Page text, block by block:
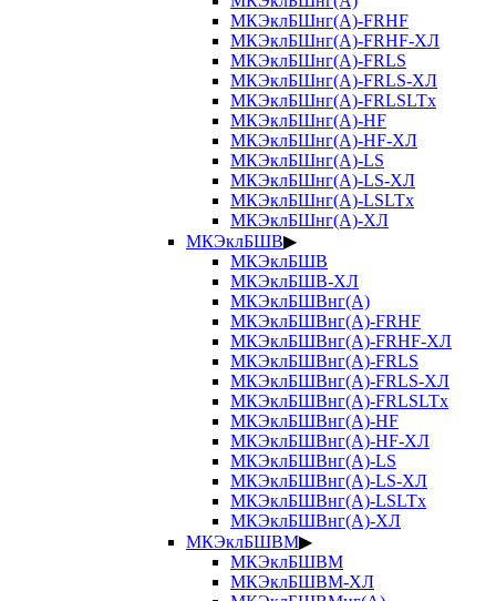
МКЭклБШнг(А)-FRHF
МКЭклБШнг(А)-FRHF-ХЛ
МКЭклБШнг(А)-FRLS
МКЭклБШнг(А)-FRLS-ХЛ
МКЭклБШнг(А)-FRLSLTx
МКЭклБШнг(А)-HF
МКЭклБШнг(А)-HF-ХЛ
МКЭклБШнг(А)-LS
МКЭклБШнг(А)-LS-ХЛ
МКЭклБШнг(А)-LSLTx
МКЭклБШнг(А)-ХЛ
МКЭклБШВ▶
МКЭклБШВ
МКЭклБШВ-ХЛ
МКЭклБШВнг(А)
МКЭклБШВнг(А)-FRHF
МКЭклБШВнг(А)-FRHF-ХЛ
МКЭклБШВнг(А)-FRLS
МКЭклБШВнг(А)-FRLS-ХЛ
МКЭклБШВнг(А)-FRLSLTx
МКЭклБШВнг(А)-HF
МКЭклБШВнг(А)-HF-ХЛ
МКЭклБШВнг(А)-LS
МКЭклБШВнг(А)-LS-ХЛ
МКЭклБШВнг(А)-LSLTx
МКЭклБШВнг(А)-ХЛ
МКЭклБШВМ▶
МКЭклБШВМ
МКЭклБШВМ-ХЛ